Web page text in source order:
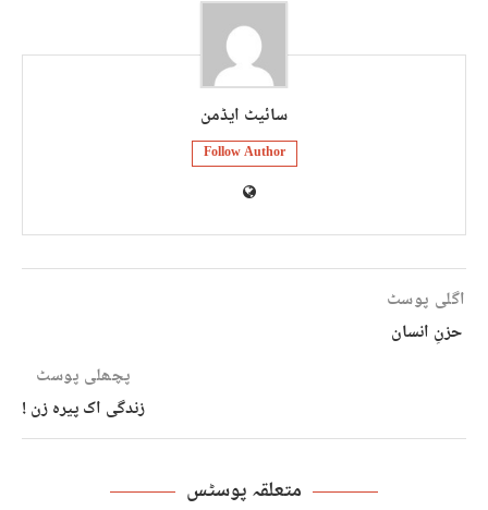
سائیٹ ایڈمن
Follow Author
اگلی پوسٹ
حزنِ انسان
پچھلی پوسٹ
زندگی اک پیرہ زن !
متعلقہ پوسٹس